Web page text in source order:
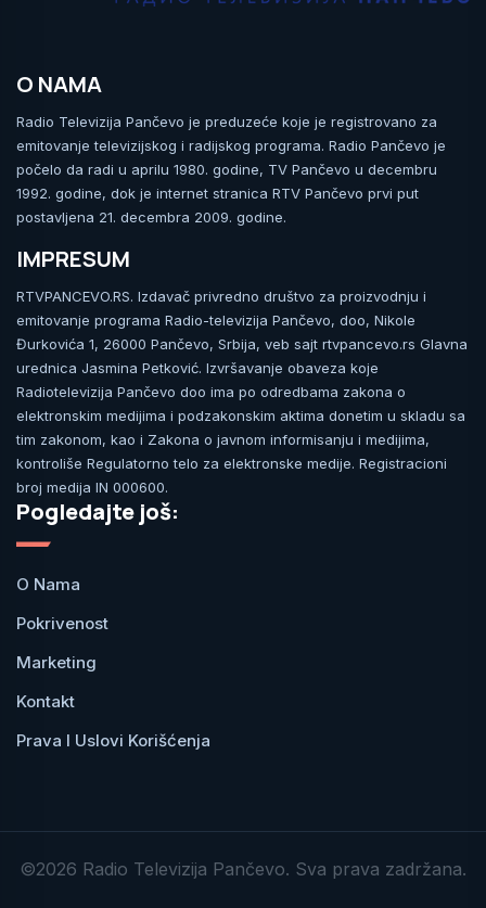
O NAMA
Radio Televizija Pančevo je preduzeće koje je registrovano za
emitovanje televizijskog i radijskog programa. Radio Pančevo je
počelo da radi u aprilu 1980. godine, TV Pančevo u decembru
1992. godine, dok je internet stranica RTV Pančevo prvi put
postavljena 21. decembra 2009. godine.
IMPRESUM
RTVPANCEVO.RS. Izdavač privredno društvo za proizvodnju i
emitovanje programa Radio-televizija Pančevo, doo, Nikole
Đurkovića 1, 26000 Pančevo, Srbija, veb sajt rtvpancevo.rs Glavna
urednica Jasmina Petković. Izvršavanje obaveza koje
Radiotelevizija Pančevo doo ima po odredbama zakona o
elektronskim medijima i podzakonskim aktima donetim u skladu sa
tim zakonom, kao i Zakona o javnom informisanju i medijima,
kontroliše Regulatorno telo za elektronske medije. Registracioni
broj medija IN 000600.
Pogledajte još:
O Nama
Pokrivenost
Marketing
Kontakt
Prava I Uslovi Korišćenja
©2026 Radio Televizija Pančevo. Sva prava zadržana.